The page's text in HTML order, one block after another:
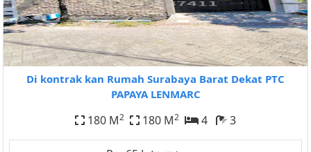
Di kontrak kan Rumah Surabaya Barat Dekat PTC
PAPAYA LENMARC
180 M2 180 M2 4 3